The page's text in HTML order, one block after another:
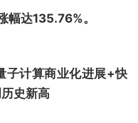
幅达135.76%。
计算商业化进展+快
史新高